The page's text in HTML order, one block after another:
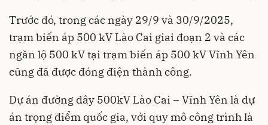
Trước đó, trong các ngày 29/9 và 30/9/2025,
trạm biến áp 500 kV Lào Cai giai đoạn 2 và các
ngăn lộ 500 kV tại trạm biến áp 500 kV Vĩnh Yên
cũng đã được đóng điện thành công.
Dự án đường dây 500kV Lào Cai – Vĩnh Yên là dự
án trọng điểm quốc gia, với quy mô công trình là